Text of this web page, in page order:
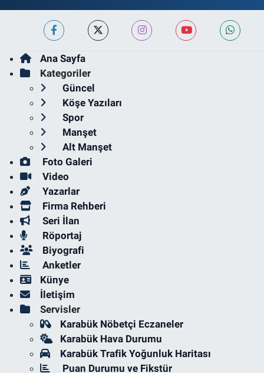
Ana Sayfa
Kategoriler
Güncel
Köşe Yazıları
Spor
Manşet
Alt Manşet
Foto Galeri
Video
Yazarlar
Firma Rehberi
Seri İlan
Röportaj
Biyografi
Anketler
Künye
İletişim
Servisler
Karabük Nöbetçi Eczaneler
Karabük Hava Durumu
Karabük Trafik Yoğunluk Haritası
Puan Durumu ve Fikstür